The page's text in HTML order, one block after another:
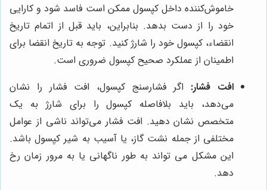
خاموش‌کننده داخل کپسول ممکن است فاسد شود و کارایی
خود را از دست بدهد. بنابراین، باید قبل از اتمام تاریخ
انقضاء، کپسول خود را شارژ کنید. توجه به تاریخ انقضا برای
اطمینان از عملکرد صحیح کپسول ضروری است.
افت فشار: اگر فشارسنج کپسول، افت فشار را نشان
می‌دهد، باید بلافاصله کپسول را برای شارژ به یک
متخصص نشان دهید. افت فشار می‌تواند ناشی از عوامل
مختلفی از جمله نشت گاز، یا آسیب به شیر کپسول باشد.
این مشکل می تواند به طور ناگهانی یا به مرور زمان رخ
دهد.